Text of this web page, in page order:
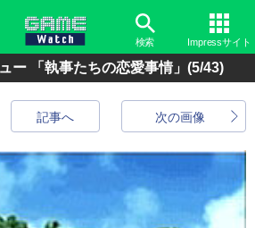
検索 Impressサイト
ー 「執事たちの恋愛事情」 (5/43)
次の画像
記事へ